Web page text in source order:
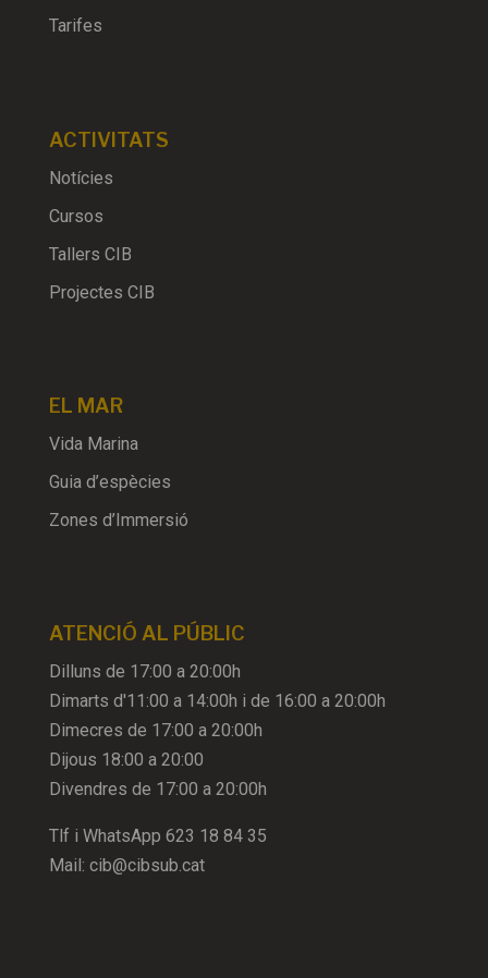
Tarifes
ACTIVITATS
Notícies
Cursos
Tallers CIB
Projectes CIB
EL MAR
Vida Marina
Guia d’espècies
Zones d’Immersió
ATENCIÓ AL PÚBLIC
Dilluns de 17:00 a 20:00h
Dimarts d'11:00 a 14:00h i de 16:00 a 20:00h
Dimecres de 17:00 a 20:00h
Dijous 18:00 a 20:00
Divendres de 17:00 a 20:00h
Tlf i WhatsApp 623 18 84 35
Mail: cib@cibsub.cat